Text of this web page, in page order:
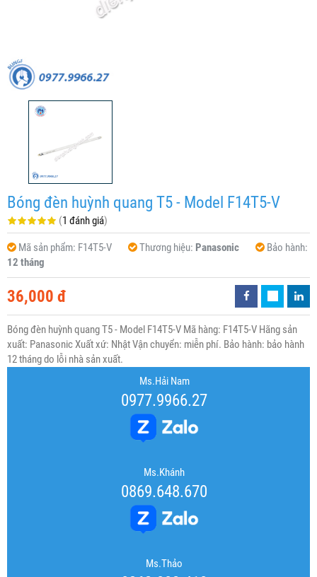
Bóng đèn huỳnh quang T5 - Model F14T5-V
(1 đánh giá)
Mã sản phẩm: F14T5-V Thương hiệu: Panasonic
Bảo hành:
12 tháng
36,000 đ
Bóng đèn huỳnh quang T5 - Model F14T5-V Mã hàng: F14T5-V Hãng sản
xuất: Panasonic Xuất xứ: Nhật Vận chuyển: miễn phí. Bảo hành: bảo hành
12 tháng do lỗi nhà sản xuất.
Ms.Hải Nam
0977.9966.27
Ms.Khánh
0869.648.670
Ms.Thảo